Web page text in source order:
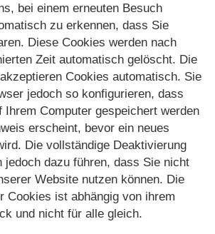
bei einem erneuten Besuch
zu erkennen, dass Sie
Diese Cookies werden nach
Zeit automatisch gelöscht. Die
Cookies automatisch. Sie
jedoch so konfigurieren, dass
Ihrem Computer gespeichert werden
erscheint, bevor ein neues
Die vollständige Deaktivierung
jedoch dazu führen, dass Sie nicht
Website nutzen können. Die
Cookies ist abhängig von ihrem
und nicht für alle gleich.